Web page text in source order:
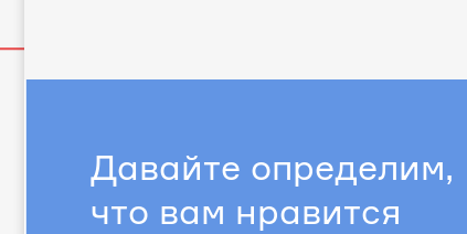
Давайте определим,
что вам нравится